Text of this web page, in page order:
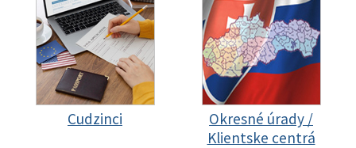
Cudzinci
Okresné úrady /
Klientske centrá